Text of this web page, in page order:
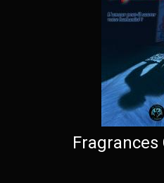
Fragrances